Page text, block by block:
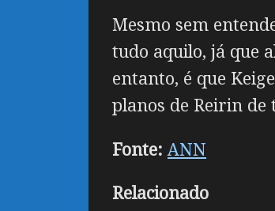
Mesmo sem
tudo aquilo, já que
entanto, é que
planos de Reirin
Fonte: ANN
Relacionado